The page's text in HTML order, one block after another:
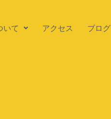
いて アクセス ブログ